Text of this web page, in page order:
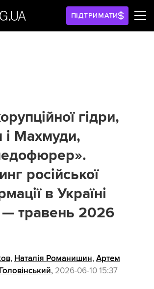
ПІДТРИМАТИ
гідри,
і Махмуди,
російської
в Україні
— травень 2026
, Наталія Романишин, Артем
, 2026-06-10 15:37